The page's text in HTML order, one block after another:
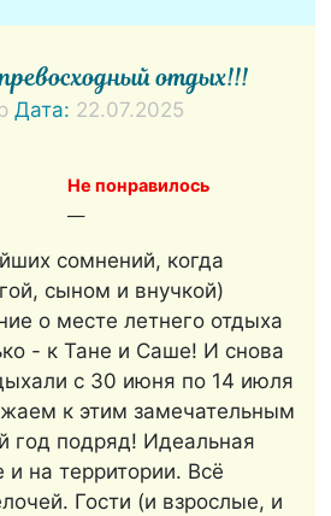
отдых!!!
Дата: 22.07.2025
Не понравилось
—
сомнений, когда
сыном и внучкой)
о месте летнего отдыха
- к Тане и Саше! И снова
с 30 июня по 14 июля
к этим замечательным
год подряд! Идеальная
и на территории. Всё
Гости (и взрослые, и